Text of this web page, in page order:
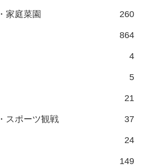
家庭菜園 260
864
4
5
21
スポーツ観戦 37
24
149